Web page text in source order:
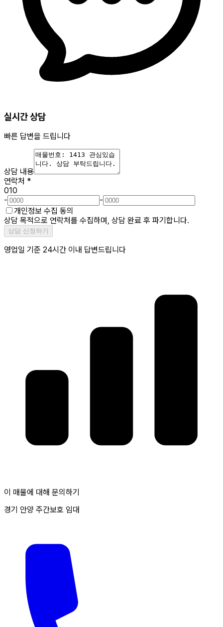
실시간 상담
빠른 답변을 드립니다
상담 내용
연락처 *
010
-
-
개인정보 수집 동의
상담 목적으로 연락처를 수집하며, 상담 완료 후 파기합니다.
상담 신청하기
영업일 기준 24시간 이내 답변드립니다
이 매물에 대해 문의하기
경기 안양 주간보호 임대